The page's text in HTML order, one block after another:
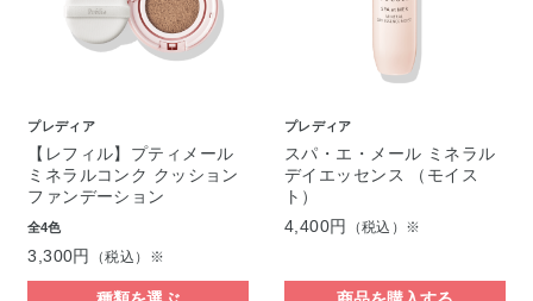
プレディア
【レフィル】プティメール
ミネラルコンク クッション
ファンデーション
全4色
3,300円 （税込）※
プレディア
スパ・エ・メール ミネラル
デイエッセンス （モイス
ト）
4,400円
（税込）※